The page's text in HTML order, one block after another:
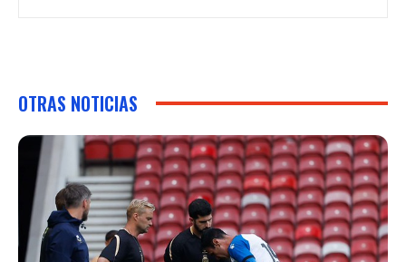
OTRAS NOTICIAS